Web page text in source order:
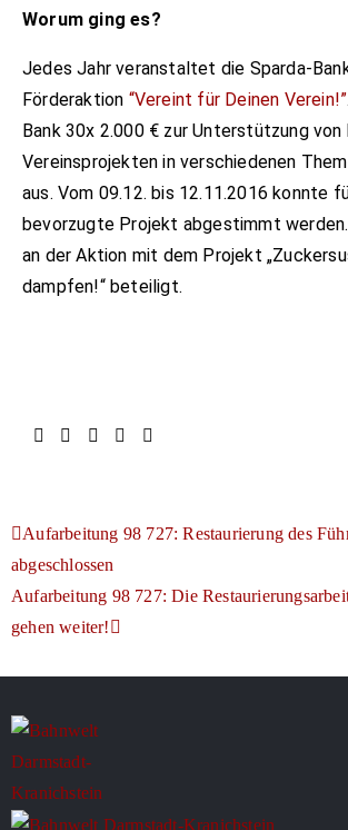
Worum ging es?
Jedes Jahr veranstaltet die Sparda-
Förderaktion “Vereint für Deinen Verein!”
Bank 30x 2.000 € zur Unterstützung von
Vereinsprojekten in verschiedenen
aus. Vom 09.12. bis 12.11.2016 konnte
bevorzugte Projekt abgestimmt werden.
an der Aktion mit dem Projekt
dampfen!“ beteiligt.
Aufarbeitung 98 727: Restaurierung des
abgeschlossen
Aufarbeitung 98 727: Die
gehen weiter!